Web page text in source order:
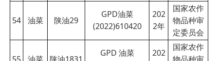
54 油菜 陕油29
GPD油菜
(2022)610420
202
2年
国家农作
物品种审
定委员会
GPD 油菜
202
国家农作